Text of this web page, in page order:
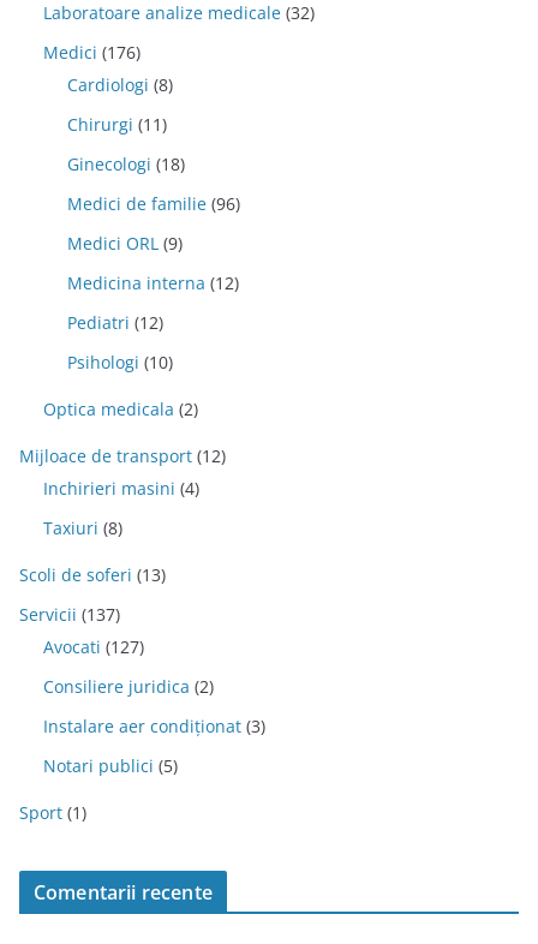
Laboratoare analize medicale (32)
Medici (176)
Cardiologi (8)
Chirurgi (11)
Ginecologi (18)
Medici de familie (96)
Medici ORL (9)
Medicina interna (12)
Pediatri (12)
Psihologi (10)
Optica medicala (2)
Mijloace de transport (12)
Inchirieri masini (4)
Taxiuri (8)
Scoli de soferi (13)
Servicii (137)
Avocati (127)
Consiliere juridica (2)
Instalare aer condiționat (3)
Notari publici (5)
Sport (1)
Comentarii recente